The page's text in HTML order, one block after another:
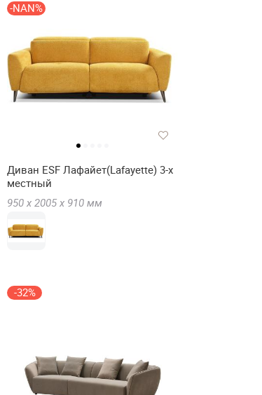
-NAN%
Диван ESF Лафайет(Lafayette) 3-х
местный
950 х 2005 х 910 мм
-32%